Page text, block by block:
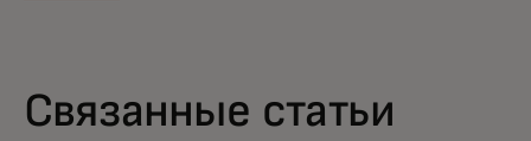
Связанные статьи